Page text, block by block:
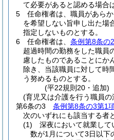
て必要があると認める場合
5
任命権者は、職員があら
を希望しない旨申し出た場
指定しないものとする。
6
任命権者は、 条例第8条の
超過時間の勤務をした職員
慮したものであることにか
除き、当該職員に対して時
う努めるものとする。
(平22規則20・追加)
(育児又は介護を行う職員
第6条の3
条例第8条の3第1
次のいずれにも該当する者
(1)
深夜において就業して
数が1月について3日以下